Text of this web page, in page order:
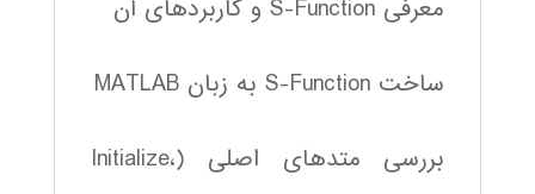
معرفی S-Function و کاربردهای آن
ساخت S-Function به زبان MATLAB
بررسی متدهای اصلی (Initialize،